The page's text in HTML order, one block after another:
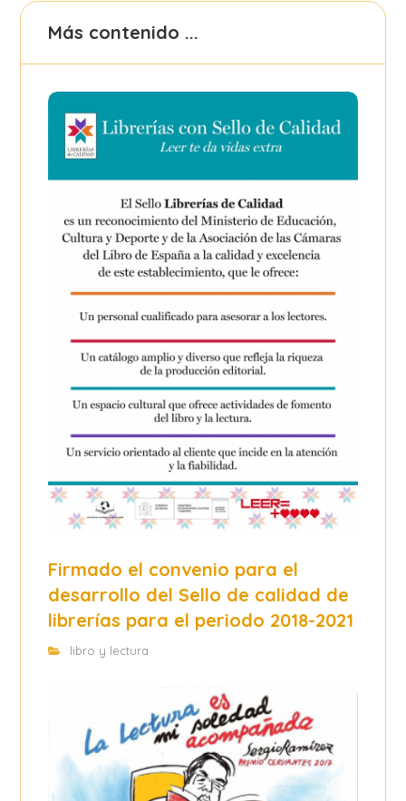
Más contenido ...
Firmado el convenio para el
desarrollo del Sello de calidad de
librerías para el periodo 2018-2021
libro y lectura